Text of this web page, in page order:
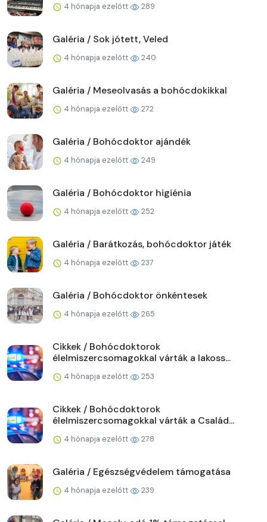
4 hónapja ezelőtt 289
Galéria / Sok jótett, Veled
4 hónapja ezelőtt 240
Galéria / Meseolvasás a bohócdokikkal
4 hónapja ezelőtt 272
Galéria / Bohócdoktor ajándék
4 hónapja ezelőtt 249
Galéria / Bohócdoktor higiénia
4 hónapja ezelőtt 252
Galéria / Barátkozás, bohócdoktor játék
4 hónapja ezelőtt 237
Galéria / Bohócdoktor önkéntesek
4 hónapja ezelőtt 265
Cikkek / Bohócdoktorok
élelmiszercsomagokkal várták a lakoss...
4 hónapja ezelőtt 253
Cikkek / Bohócdoktorok
élelmiszercsomagokkal várták a Család...
4 hónapja ezelőtt 278
Galéria / Egészségvédelem támogatása
4 hónapja ezelőtt 239